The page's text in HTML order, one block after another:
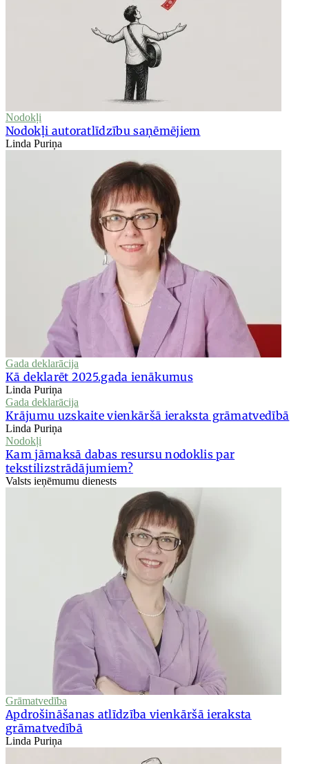
Nodokļi
Nodokļi autoratlīdzību saņēmējiem
Linda Puriņa
Gada deklarācija
Kā deklarēt 2025.gada ienākumus
Linda Puriņa
Gada deklarācija
Krājumu uzskaite vienkāršā ieraksta grāmatvedībā
Linda Puriņa
Nodokļi
Kam jāmaksā dabas resursu nodoklis par
tekstilizstrādājumiem?
Valsts ieņēmumu dienests
Grāmatvedība
Apdrošināšanas atlīdzība vienkāršā ieraksta
grāmatvedībā
Linda Puriņa